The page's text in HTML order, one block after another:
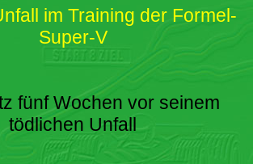
im Training der Formel-
Super-V
fünf Wochen vor seinem
tödlichen Unfall